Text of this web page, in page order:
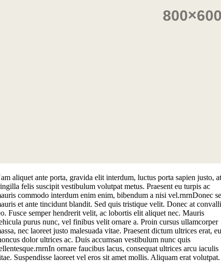
aliquet ante porta, gravida elit interdum, luctus porta sapien justo,
felis suscipit vestibulum volutpat metus. Praesent eu turpis ac
commodo interdum enim enim, bibendum a nisi vel.rnrnDonec
et ante tincidunt blandit. Sed quis tristique velit. Donec at
Fusce semper hendrerit velit, ac lobortis elit aliquet nec. Mauris
purus nunc, vel finibus velit ornare a. Proin cursus ullamcorper
nec laoreet justo malesuada vitae. Praesent dictum ultrices erat,
dolor ultrices ac. Duis accumsan vestibulum nunc quis
ornare faucibus lacus, consequat ultrices arcu iaculis
Suspendisse laoreet vel eros sit amet mollis. Aliquam erat volutpat.